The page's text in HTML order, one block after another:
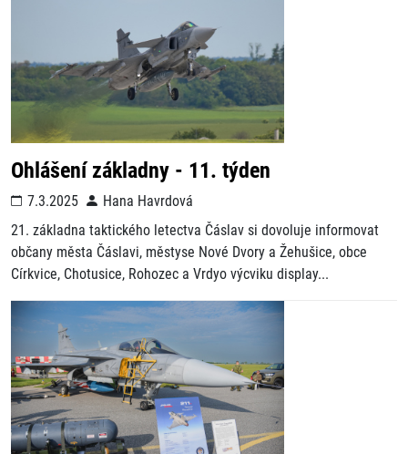
Ohlášení základny - 11. týden
7.3.2025
Hana Havrdová
21. základna taktického letectva Čáslav si dovoluje informovat
občany města Čáslavi, městyse Nové Dvory a Žehušice, obce
Církvice, Chotusice, Rohozec a Vrdyo výcviku display...